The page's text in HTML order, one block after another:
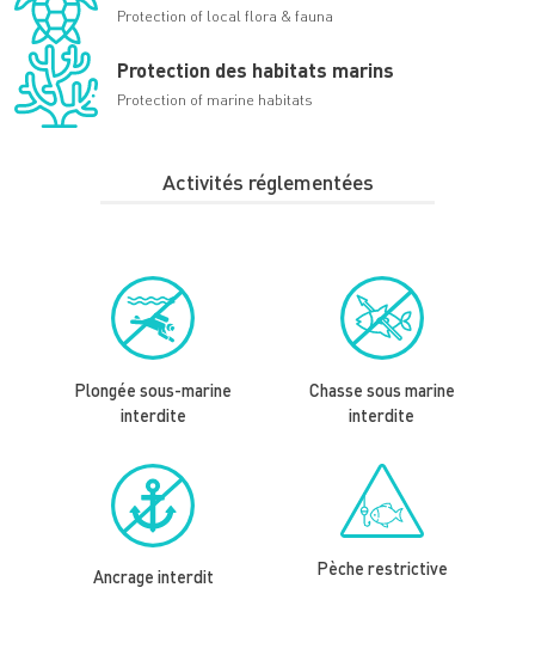
Protection of local flora & fauna
Protection des habitats marins
Protection of marine habitats
Activités réglementées
Plongée sous-marine
interdite
Chasse sous marine
interdite
Ancrage interdit Pèche restrictive